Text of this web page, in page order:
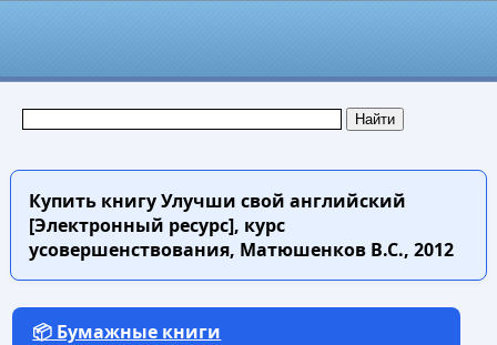
Купить книгуУлучши свой английский
[Электронный ресурс], курс
усовершенствования, Матюшенков B.C., 2012
📦 Бумажные книги